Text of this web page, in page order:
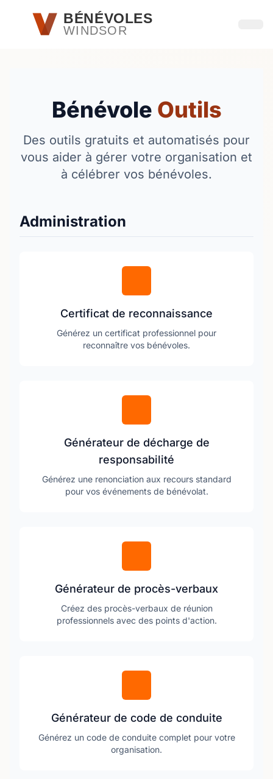
Passer au contenu principal
BÉNÉVOLES
WINDSOR
Bénévole Outils
Des outils gratuits et automatisés pour
vous aider à gérer votre organisation et
à célébrer vos bénévoles.
Administration
Certificat de reconnaissance
Générez un certificat professionnel pour
reconnaître vos bénévoles.
Générateur de décharge de
responsabilité
Générez une renonciation aux recours standard
pour vos événements de bénévolat.
Générateur de procès-verbaux
Créez des procès-verbaux de réunion
professionnels avec des points d'action.
Générateur de code de conduite
Générez un code de conduite complet pour votre
organisation.